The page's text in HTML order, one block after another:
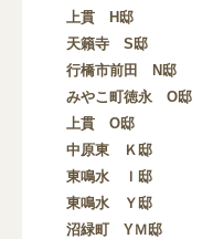
上貫 H邸
天籟寺 S邸
行橋市前田 N邸
みやこ町徳永 O邸
上貫 O邸
中原東 Ｋ邸
東鳴水 Ｉ邸
東鳴水 Ｙ邸
沼緑町 YＭ邸